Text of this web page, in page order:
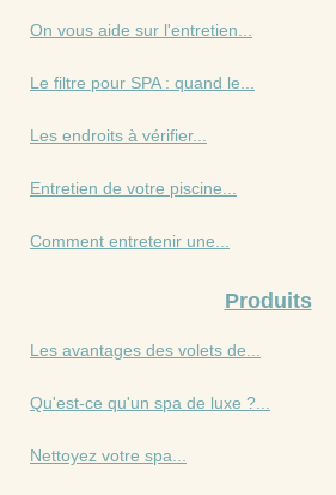
On vous aide sur l'entretien...
Le filtre pour SPA : quand le...
Les endroits à vérifier...
Entretien de votre piscine...
Comment entretenir une...
Produits
Les avantages des volets de...
Qu'est-ce qu'un spa de luxe ?...
Nettoyez votre spa...